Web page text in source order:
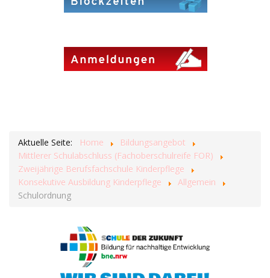
Aktuelle Seite: Home
Bildungsangebot
Mittlerer Schulabschluss (Fachoberschulreife FOR)
Zweijährige Berufsfachschule Kinderpflege
Konsekutive Ausbildung Kinderpflege
Allgemein
Schulordnung